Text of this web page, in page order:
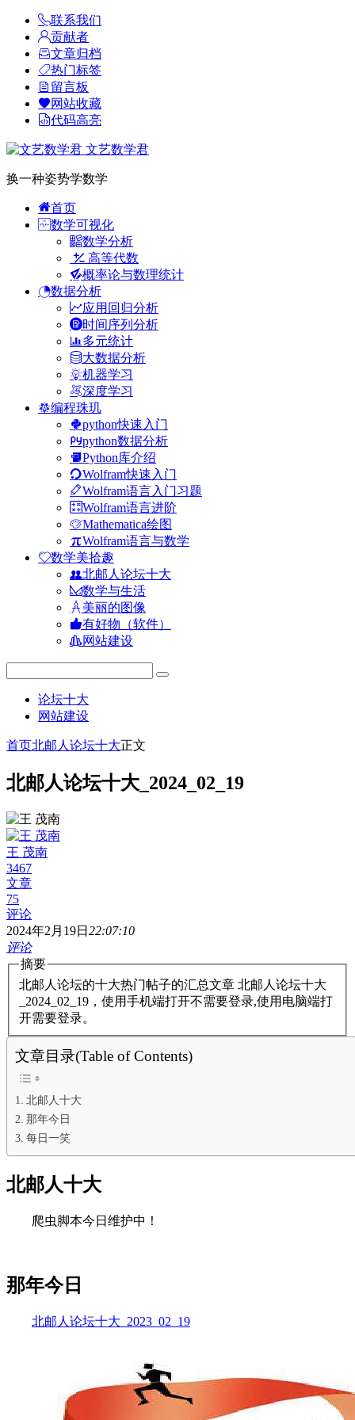
联系我们
贡献者
文章归档
热门标签
留言板
网站收藏
代码高亮
文艺数学君
换一种姿势学数学
首页
数学可视化
数学分析
高等代数
概率论与数理统计
数据分析
应用回归分析
时间序列分析
多元统计
大数据分析
机器学习
深度学习
编程珠玑
python快速入门
python数据分析
Python库介绍
Wolfram快速入门
Wolfram语言入门习题
Wolfram语言进阶
Mathematica绘图
Wolfram语言与数学
数学美拾趣
北邮人论坛十大
数学与生活
美丽的图像
有好物（软件）
网站建设
论坛十大
网站建设
首页北邮人论坛十大正文
北邮人论坛十大_2024_02_19
王 茂南
3467
文章
75
评论
2024年2月19日 22:07:10
评论
摘要
北邮人论坛的十大热门帖子的汇总文章 北邮人论坛十大
_2024_02_19，使用手机端打开不需要登录,使用电脑端打
开需要登录。
文章目录(Table of Contents)
北邮人十大
那年今日
每日一笑
北邮人十大
爬虫脚本今日维护中！
那年今日
北邮人论坛十大_2023_02_19